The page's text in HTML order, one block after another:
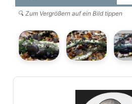
🔍 Zum Vergrößern auf ein Bild tippen